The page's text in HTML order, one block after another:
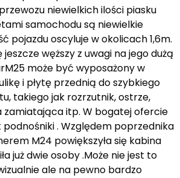
niewielkich ilości piasku
samochodu są niewielkie
pojazdu oscyluje w okolicach 1,6m.
jeszcze węższy z uwagi na jego dużą
może być wyposażony w
i płytę przednią do szybkiego
takiego jak rozrzutnik, ostrze,
zamiatająca itp. W bogatej ofercie
podnośniki . Względem poprzednika
M24 powiększyła się kabina
już dwie osoby .Może nie jest to
ale na pewno bardzo